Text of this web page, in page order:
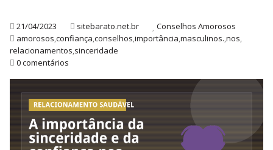
21/04/2023 sitebarato.net.br
Conselhos Amorosos
amorosos,confiança,conselhos,importância,masculinos.,nos,
relacionamentos,sinceridade
0 comentários